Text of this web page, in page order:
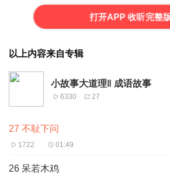
打开APP 收听完整
以上内容来自专辑
小故事大道理‖ 成语故事
6330 27
27 不耻下问
1722 01:49
26 呆若木鸡